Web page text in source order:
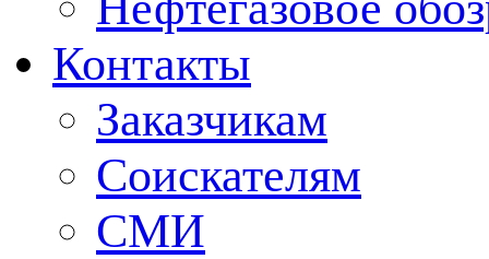
Контакты
Заказчикам
Соискателям
СМИ